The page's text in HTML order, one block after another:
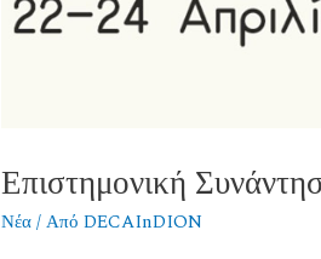
Επιστημονική
Νέα/ ΑπόDECAInDION